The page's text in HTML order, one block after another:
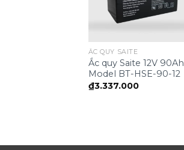
ẮC QUY SAITE
Ắc quy Saite 12V 90Ah
Model BT-HSE-90-12
₫3.337.000